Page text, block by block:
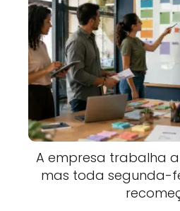
A empresa trabalha
mas toda segunda-